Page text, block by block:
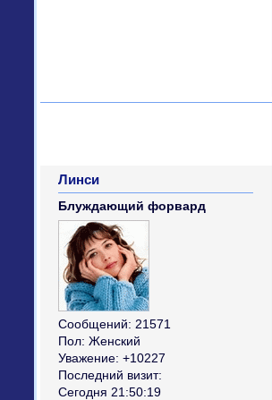
Линси
Блуждающий форвард
Сообщений: 21571
Пол: Женский
Уважение: +10227
Последний визит:
Сегодня 21:50:19